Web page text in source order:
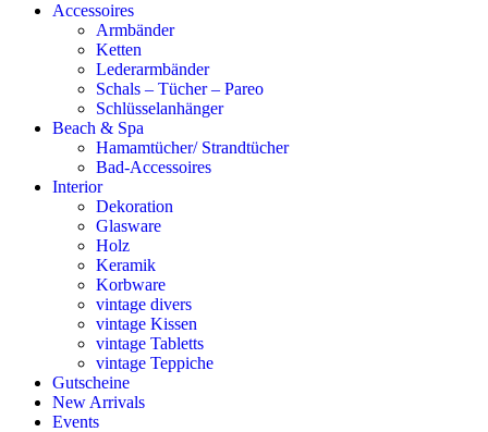
Accessoires
Armbänder
Ketten
Lederarmbänder
Schals – Tücher – Pareo
Schlüsselanhänger
Beach & Spa
Hamamtücher/ Strandtücher
Bad-Accessoires
Interior
Dekoration
Glasware
Holz
Keramik
Korbware
vintage divers
vintage Kissen
vintage Tabletts
vintage Teppiche
Gutscheine
New Arrivals
Events